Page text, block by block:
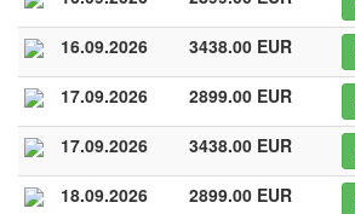
16.09.2026 3438.00 EUR
17.09.2026 2899.00 EUR
17.09.2026 3438.00 EUR
18.09.2026 2899.00 EUR